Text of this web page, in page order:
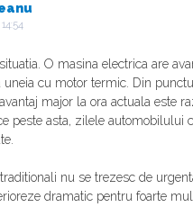
14:54
O masina electrica are
uneia cu motor termic. Din
major la ora actuala este
peste asta, zilele automobilului
nu se trezesc de
dramatic pentru foarte